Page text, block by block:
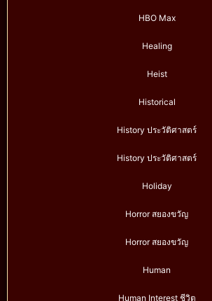
HBO Max
Healing
Heist
Historical
History ประวัติศาสตร์
History ประวัติศาสตร์
Holiday
Horror สยองขวัญ
Horror สยองขวัญ
Human
Human Interest ชีวิต